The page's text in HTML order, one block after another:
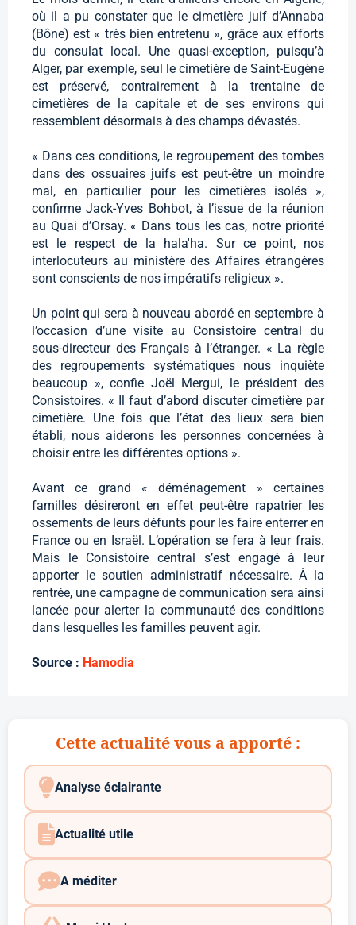
où il a pu constater que le cimetière juif d’Annaba
(Bône) est « très bien entretenu », grâce aux efforts
du consulat local. Une quasi-exception, puisqu’à
Alger, par exemple, seul le cimetière de Saint-Eugène
est préservé, contrairement à la trentaine de
cimetières de la capitale et de ses environs qui
ressemblent désormais à des champs dévastés.
« Dans ces conditions, le regroupement des tombes
dans des ossuaires juifs est peut-être un moindre
mal, en particulier pour les cimetières isolés »,
confirme Jack-Yves Bohbot, à l’issue de la réunion
au Quai d’Orsay. « Dans tous les cas, notre priorité
est le respect de la hala'ha. Sur ce point, nos
interlocuteurs au ministère des Affaires étrangères
sont conscients de nos impératifs religieux ».
Un point qui sera à nouveau abordé en septembre à
l’occasion d’une visite au Consistoire central du
sous-directeur des Français à l’étranger. « La règle
des regroupements systématiques nous inquiète
beaucoup », confie Joël Mergui, le président des
Consistoires. « Il faut d’abord discuter cimetière par
cimetière. Une fois que l’état des lieux sera bien
établi, nous aiderons les personnes concernées à
choisir entre les différentes options ».
Avant ce grand « déménagement » certaines
familles désireront en effet peut-être rapatrier les
ossements de leurs défunts pour les faire enterrer en
France ou en Israël. L’opération se fera à leur frais.
Mais le Consistoire central s’est engagé à leur
apporter le soutien administratif nécessaire. À la
rentrée, une campagne de communication sera ainsi
lancée pour alerter la communauté des conditions
dans lesquelles les familles peuvent agir.
Source : Hamodia
Cette actualité vous a apporté :
Analyse éclairante
Actualité utile
A méditer